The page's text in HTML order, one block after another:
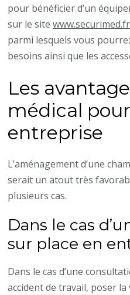
pour bénéficier d’un
sur le sitewww.securimed.fr
parmi lesquels vous
besoins ainsi que les
Les
médical
entreprise
L’aménagement d’une
serait un atout très
plusieurs cas.
Dans le cas
sur place en
Dans le cas d’une
accident de travail, poser la